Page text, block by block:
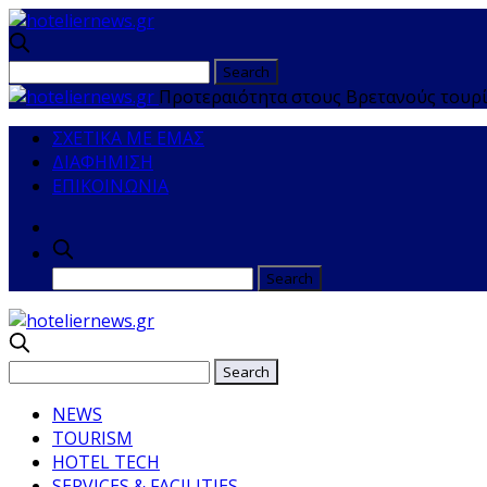
Προτεραιότητα στους Βρετανούς
ΣΧΕΤΙΚΑ ΜΕ ΕΜΑΣ
ΔΙΑΦΗΜΙΣΗ
ΕΠΙΚΟΙΝΩΝΙΑ
NEWS
TOURISM
HOTEL TECH